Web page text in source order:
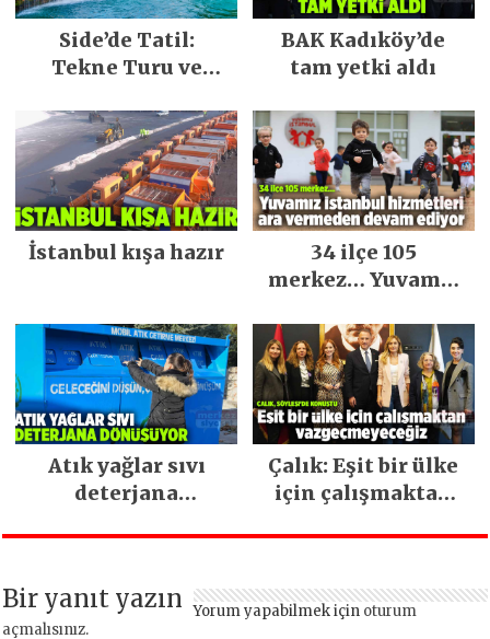
Side’de Tatil:
Tekne Turu ve
BAK Kadıköy’de
tam yetki aldı
İstanbul kışa hazır
34 ilçe 105
merkez… Yuvamız
ara vermeden
devam ediyor
Atık yağlar sıvı
deterjana
Çalık: Eşit bir ülke
için çalışmaktan
Bir yanıt yazın Yorum yapabilmek için oturum
açmalısınız.